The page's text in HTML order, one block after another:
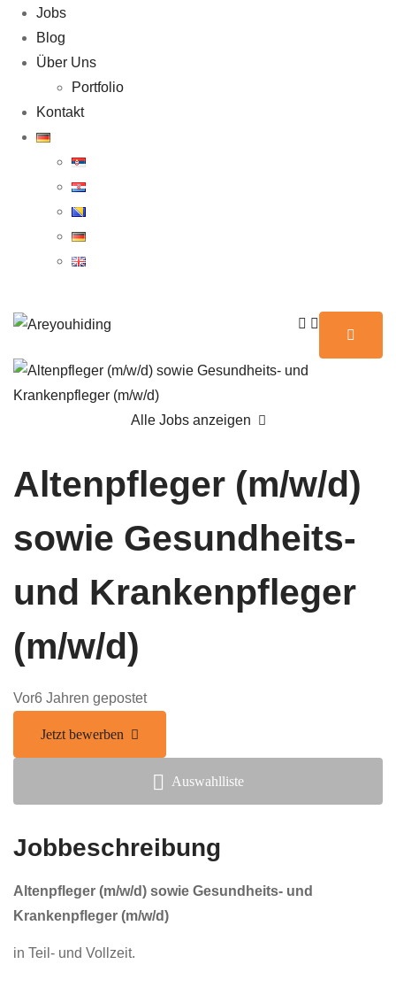
Jobs
Blog
Über Uns
Portfolio
Kontakt
Alle Jobs anzeigen
Altenpfleger (m/w/d)
sowie Gesundheits-
und Krankenpfleger
(m/w/d)
Vor6 Jahren gepostet
Jetzt bewerben
Auswahlliste
Jobbeschreibung
Altenpfleger (m/w/d) sowie Gesundheits- und
Krankenpfleger (m/w/d)
in Teil- und Vollzeit.